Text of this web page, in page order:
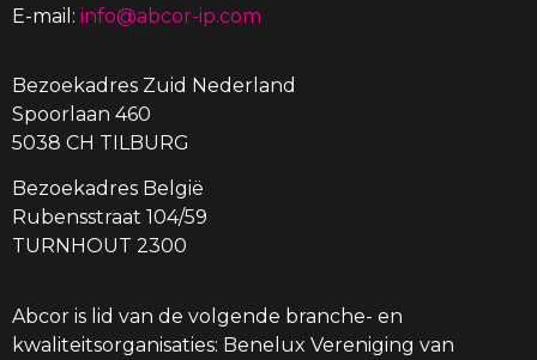
E-mail: info@abcor-ip.com
Bezoekadres Zuid Nederland
Spoorlaan 460
5038 CH TILBURG
Bezoekadres België
Rubensstraat 104/59
TURNHOUT 2300
Abcor is lid van de volgende branche- en
kwaliteitsorganisaties: Benelux Vereniging van